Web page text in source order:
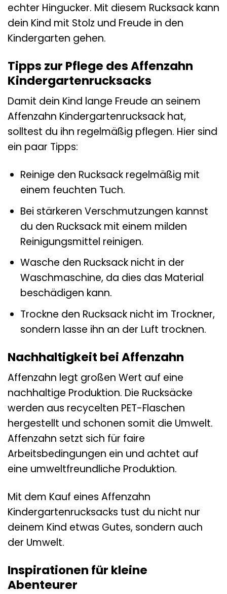
echter Hingucker. Mit diesem Rucksack kann
dein Kind mit Stolz und Freude in den
Kindergarten gehen.
Tipps zur Pflege des Affenzahn
Kindergartenrucksacks
Damit dein Kind lange Freude an seinem
Affenzahn Kindergartenrucksack hat,
solltest du ihn regelmäßig pflegen. Hier sind
ein paar Tipps:
Reinige den Rucksack regelmäßig mit
einem feuchten Tuch.
Bei stärkeren Verschmutzungen kannst
du den Rucksack mit einem milden
Reinigungsmittel reinigen.
Wasche den Rucksack nicht in der
Waschmaschine, da dies das Material
beschädigen kann.
Trockne den Rucksack nicht im Trockner,
sondern lasse ihn an der Luft trocknen.
Nachhaltigkeit bei Affenzahn
Affenzahn legt großen Wert auf eine
nachhaltige Produktion. Die Rucksäcke
werden aus recycelten PET-Flaschen
hergestellt und schonen somit die Umwelt.
Affenzahn setzt sich für faire
Arbeitsbedingungen ein und achtet auf
eine umweltfreundliche Produktion.
Mit dem Kauf eines Affenzahn
Kindergartenrucksacks tust du nicht nur
deinem Kind etwas Gutes, sondern auch
der Umwelt.
Inspirationen für kleine
Abenteurer